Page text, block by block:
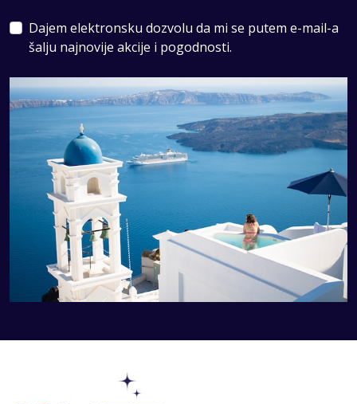
Dajem elektronsku dozvolu da mi se putem e-mail-a
šalju najnovije akcije i pogodnosti.